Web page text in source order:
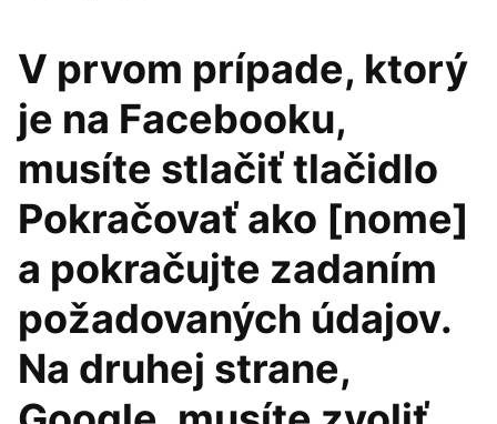
V prvom prípade, ktorý
je na Facebooku,
musíte stlačiť tlačidlo
Pokračovať ako [nome]
a pokračujte zadaním
požadovaných údajov.
Na druhej strane,